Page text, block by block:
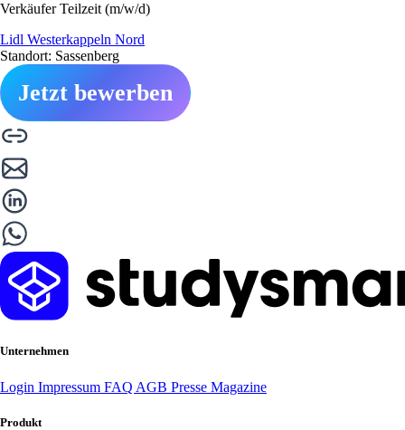
Verkäufer Teilzeit (m/w/d)
Lidl Westerkappeln Nord
Standort: Sassenberg
Jetzt bewerben
Unternehmen
Login Impressum FAQ AGB Presse Magazine
Produkt